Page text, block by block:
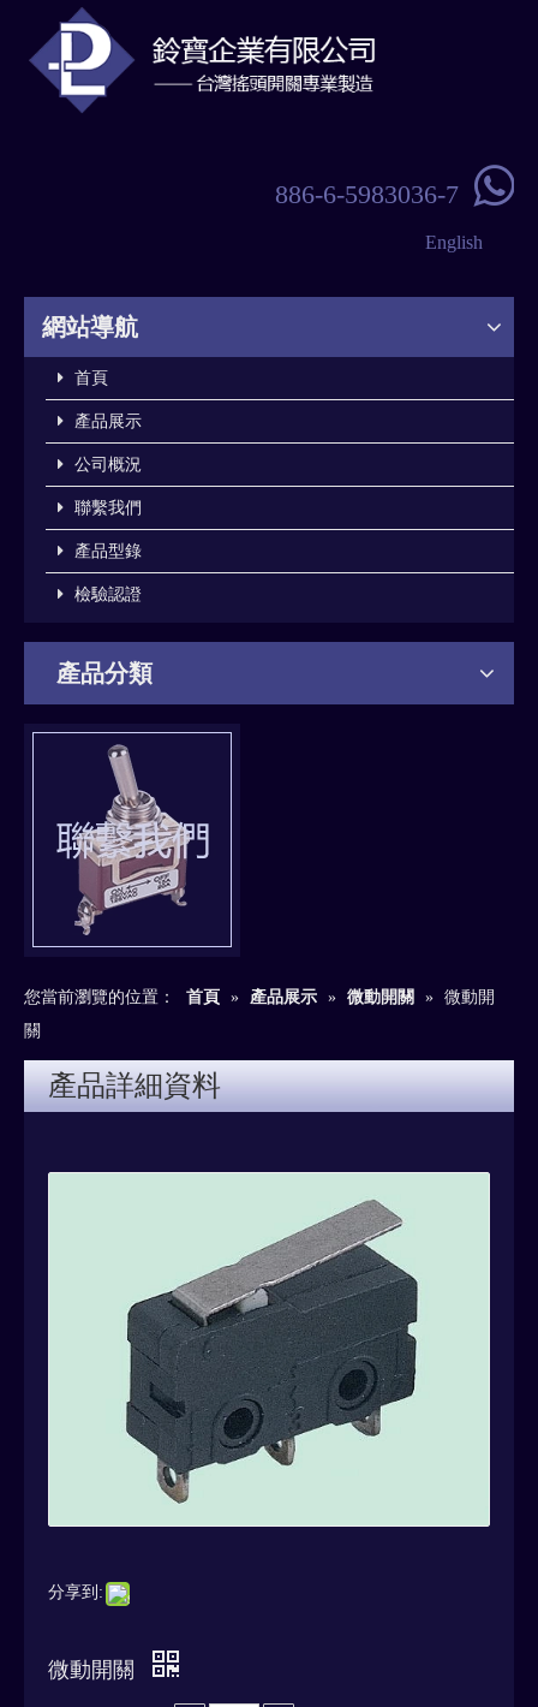
886-6-5983036-7 
English
網站導航
首頁
產品展示
公司概況
聯繫我們
產品型錄
檢驗認證
產品分類
您當前瀏覽的位置： 首頁 » 產品展示 » 微動開關 » 微動開
關
產品詳細資料
分享到:
微動開關